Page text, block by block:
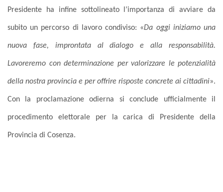
Presidente ha infine sottolineato l’importanza di avviare da
subito un percorso di lavoro condiviso: «Da oggi iniziamo una
nuova fase, improntata al dialogo e alla responsabilità.
Lavoreremo con determinazione per valorizzare le potenzialità
della nostra provincia e per offrire risposte concrete ai cittadini».
Con la proclamazione odierna si conclude ufficialmente il
procedimento elettorale per la carica di Presidente della
Provincia di Cosenza.